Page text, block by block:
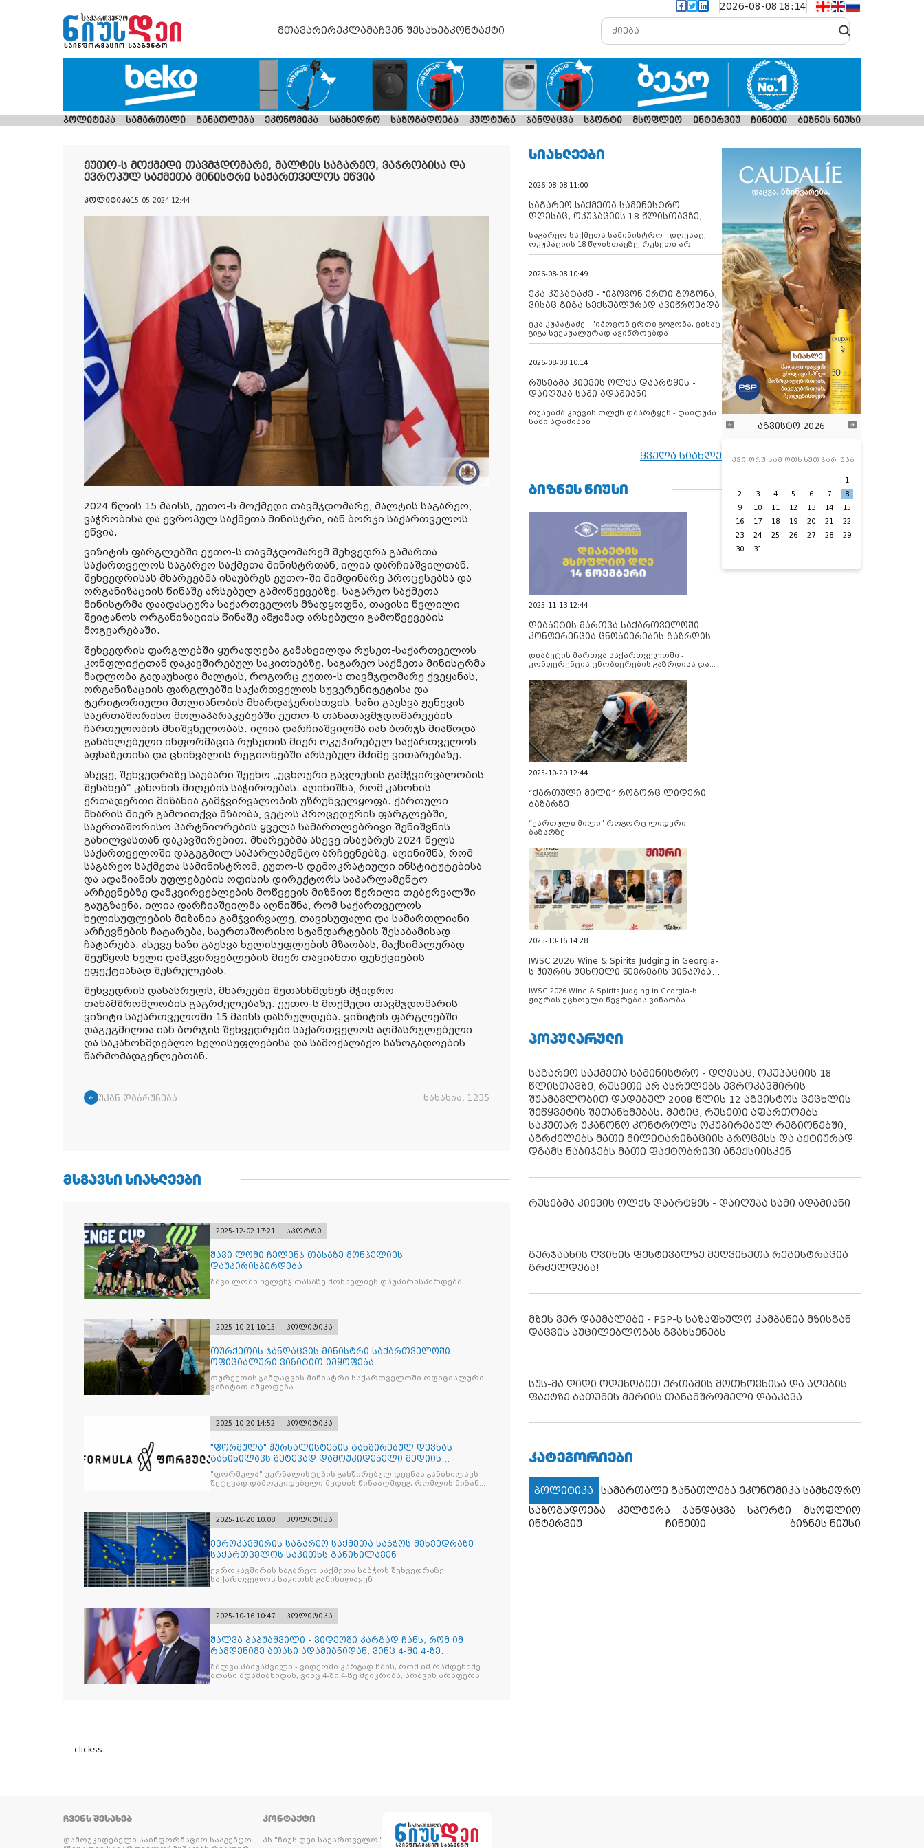
2026-08-08 18:14
მთავარირეკლამაჩვენ შესახებკონტაქტი
პოლიტიკა სამართალი განათლება ეკონომიკა სამხედრო საზოგადოება კულტურა ჯანდაცვა სპორტი მსოფლიო ინტერვიუ ჩინეთი ბიზნეს ნიუსი
ეუთო-ს მოქმედი თავმჯდომარე, მალტის საგარეო, ვაჭრობისა და
ევროპულ საქმეთა მინისტრი საქართველოს ეწვია
პოლიტიკა15-05-2024 12:44
2024 წლის 15 მაისს, ეუთო-ს მოქმედი თავმჯდომარე, მალტის საგარეო,
ვაჭრობისა და ევროპულ საქმეთა მინისტრი, იან ბორჯი საქართველოს
ეწვია.
ვიზიტის ფარგლებში ეუთო-ს თავმჯდომარემ შეხვედრა გამართა
საქართველოს საგარეო საქმეთა მინისტრთან, ილია დარჩიაშვილთან.
შეხვედრისას მხარეებმა ისაუბრეს ეუთო-ში მიმდინარე პროცესებსა და
ორგანიზაციის წინაშე არსებულ გამოწვევებზე. საგარეო საქმეთა
მინისტრმა დაადასტურა საქართველოს მზადყოფნა, თავისი წვლილი
შეიტანოს ორგანიზაციის წინაშე ამჟამად არსებული გამოწვევების
მოგვარებაში.
შეხვედრის ფარგლებში ყურადღება გამახვილდა რუსეთ-საქართველოს
კონფლიქტთან დაკავშირებულ საკითხებზე. საგარეო საქმეთა მინისტრმა
მადლობა გადაუხადა მალტას, როგორც ეუთო-ს თავმჯდომარე ქვეყანას,
ორგანიზაციის ფარგლებში საქართველოს სუვერენიტეტისა და
ტერიტორიული მთლიანობის მხარდაჭერისთვის. ხაზი გაესვა ჟენევის
საერთაშორისო მოლაპარაკებებში ეუთო-ს თანათავმჯდომარეების
ჩართულობის მნიშვნელობას. ილია დარჩიაშვილმა იან ბორჯს მიაწოდა
განახლებული ინფორმაცია რუსეთის მიერ ოკუპირებულ საქართველოს
აფხაზეთისა და ცხინვალის რეგიონებში არსებულ მძიმე ვითარებაზე.
ასევე, შეხვედრაზე საუბარი შეეხო „უცხოური გავლენის გამჭვირვალობის
შესახებ“ კანონის მიღების საჭიროებას. აღინიშნა, რომ კანონის
ერთადერთი მიზანია გამჭვირვალობის უზრუნველყოფა. ქართული
მხარის მიერ გამოითქვა მზაობა, ვეტოს პროცედურის ფარგლებში,
საერთაშორისო პარტნიორების ყველა სამართლებრივი შენიშვნის
გახილვასთან დაკავშირებით. მხარეებმა ასევე ისაუბრეს 2024 წელს
საქართველოში დაგეგმილ საპარლამენტო არჩევნებზე. აღინიშნა, რომ
საგარეო საქმეთა სამინისტრომ, ეუთო-ს დემოკრატიული ინსტიტუტებისა
და ადამიანის უფლებების ოფისის დირექტორს საპარლამენტო
არჩევნებზე დამკვირვებლების მოწვევის მიზნით წერილი თებერვალში
გაუგზავნა. ილია დარჩიაშვილმა აღნიშნა, რომ საქართველოს
ხელისუფლების მიზანია გამჭვირვალე, თავისუფალი და სამართლიანი
არჩევნების ჩატარება, საერთაშორისო სტანდარტების შესაბამისად
ჩატარება. ასევე ხაზი გაესვა ხელისუფლების მზაობას, მაქსიმალურად
შეუწყოს ხელი დამკვირვებლების მიერ თავიანთი ფუნქციების
ეფექტიანად შესრულებას.
შეხვედრის დასასრულს, მხარეები შეთანხმდნენ მჭიდრო
თანამშრომლობის გაგრძელებაზე. ეუთო-ს მოქმედი თავმჯდომარის
ვიზიტი საქართველოში 15 მაისს დასრულდება. ვიზიტის ფარგლებში
დაგეგმილია იან ბორჯის შეხვედრები საქართველოს აღმასრულებელი
და საკანონმდებლო ხელისუფლებისა და სამოქალაქო საზოგადოების
წარმომადგენლებთან.
უკან დაბრუნება ნანახია: 1235
ᲛᲡᲒᲐᲕᲡᲘ ᲡᲘᲐᲮᲚᲔᲔᲑᲘ
2025-12-02 17:21 სპორტი
შავი ლომი ჩელენჯ თასაზე მონპელიეს
დაუპირისპირდება
შავი ლომი ჩელენჯ თასაზე მონპელიეს დაუპირისპირდება
2025-10-21 10:15 პოლიტიკა
თურქეთის ჯანდაცვის მინისტრი საქართველოში
ოფიციალური ვიზიტით იმყოფება
თურქეთის ჯანდაცვის მინისტრი საქართველოში ოფიციალური
ვიზიტით იმყოფება
2025-10-20 14:52 პოლიტიკა
"ფორმულა" ჟურნალისტების გახშირებულ დევნას
განიხილავს შეტევად დამოუკიდებელი მედიის
წინააღმდ
"ფორმულა" ჟურნალისტების გახშირებულ დევნას განიხილავს
შეტევად დამოუკიდებელი მედიის წინააღმდეგ, რომლის მიზანი
2025-10-20 10:08 პოლიტიკა
ევროკავშირის საგარეო საქმეთა საბჭოს შეხვედრაზე
საქართველოს საკითხს განიხილავენ
ევროკავშირის საგარეო საქმეთა საბჭოს შეხვედრაზე
საქართველოს საკითხს განიხილავენ
2025-10-16 10:47 პოლიტიკა
შალვა პაპუაშვილი - ვიდეოში კარგად ჩანს, რომ იმ
რამდენიმე ათასი ადამიანიდან, ვინც 4-ში 4-ზე
შეიკრიბა,
შალვა პაპუაშვილი - ვიდეოში კარგად ჩანს, რომ იმ რამდენიმე
ათასი ადამიანიდან, ვინც 4-ში 4-ზე შეიკრიბა, არავინ არაფერს
clickss
ᲡᲘᲐᲮᲚᲔᲔᲑᲘ
2026-08-08 11:00
საგარეო საქმეთა სამინისტრო -
დღესაც, ოკუპაციის 18 წლისთავზე,
შუამავლ
საგარეო საქმეთა სამინისტრო - დღესაც,
ოკუპაციის 18 წლისთავზე, რუსეთი არ
ასრულებს ევროკავშირის შუამავლობით
შეწყვეტის შეთანხმებას. მეტიც, რუსეთი
ოკუპირებულ რეგიონებში, აგრძელებს მათი
მილიტარიზაციის პროცესს და აქტიურად
დგამს ნაბიჯებს მათი ფაქტობრივი
2026-08-08 10:49
ეკა კუპატაძე - "იპოვონ ერთი გოგონა,
ვისაც გიგა სექსუალურად ავიწროებდა
ეკა კუპატაძე - "იპოვონ ერთი გოგონა, ვისაც
გიგა სექსუალურად ავიწროებდა
2026-08-08 10:14
რუსებმა კიევის ოლქს დაარტყეს -
დაიღუპა სამი ადამიანი
რუსებმა კიევის ოლქს დაარტყეს - დაიღუპა
სამი ადამიანი
ყველა სიახლე
ᲑᲘᲖᲜᲔᲡ ᲜᲘᲣᲡᲘ
2025-11-13 12:44
დიაბეტის მართვა საქართველოში -
კონფერენცია ცნობიერების გაზრდისა
დიაბეტის მართვა საქართველოში -
კონფერენცია ცნობიერების გაზრდისა და
2025-10-20 12:44
“ქართული მილი” როგორც ლიდერი
ბაზარზე
“ქართული მილი” როგორც ლიდერი
ბაზარზე
2025-10-16 14:28
IWSC 2026 Wine & Spirits Judging in Georgia-
ს ჟიურის უცხოელი წევრების ვინაობა
IWSC 2026 Wine & Spirits Judging in Georgia-ს
ჟიურის უცხოელი წევრების ვინაობა
აგვისტო 2026
კვი ორშ სამ ოთხ ხუთ პარ შაბ
1
2
3 4 5 6 7
8
9
10 11 12 13 14
15
16
17 18 19 20 21
22
23
24 25 26 27 28
29
30
31
ᲞᲝᲞᲣᲚᲐᲠᲣᲚᲘ
საგარეო საქმეთა სამინისტრო - დღესაც, ოკუპაციის 18
წლისთავზე, რუსეთი არ ასრულებს ევროკავშირის
შუამავლობით დადებულ 2008 წლის 12 აგვისტოს ცეცხლის
შეწყვეტის შეთანხმებას. მეტიც, რუსეთი აფართოებს
საკუთარ უკანონო კონტროლს ოკუპირებულ რეგიონებში,
აგრძელებს მათი მილიტარიზაციის პროცესს და აქტიურად
დგამს ნაბიჯებს მათი ფაქტობრივი ანექსიისკენ
რუსებმა კიევის ოლქს დაარტყეს - დაიღუპა სამი ადამიანი
გურჯაანის ღვინის ფესტივალზე მეღვინეთა რეგისტრაცია
გრძელდება!
მზეს ვერ დაემალები - PSP-ს საზაფხულო კამპანია მზისგან
დაცვის აუცილებლობას გვახსენებს
სუს-მა დიდი ოდენობით ქრთამის მოთხოვნისა და აღების
ფაქტზე ბათუმის მერიის თანამშრომელი დააკავა
ᲙᲐᲢᲔᲒᲝᲠᲘᲔᲑᲘ
პოლიტიკა სამართალი განათლება ეკონომიკა სამხედრო
საზოგადოება
კულტურა ჯანდაცვა სპორტი
მსოფლიო
ინტერვიუ
ჩინეთი ბიზნეს ნიუსი
ᲩᲕᲔᲜᲡ ᲨᲔᲡᲐᲮᲔᲑ
დამოუკიდებელი საინფორმაციო სააგენტო
ᲙᲝᲜᲢᲐᲥᲢᲘ
პს "ნიუს დეი საქართველო"